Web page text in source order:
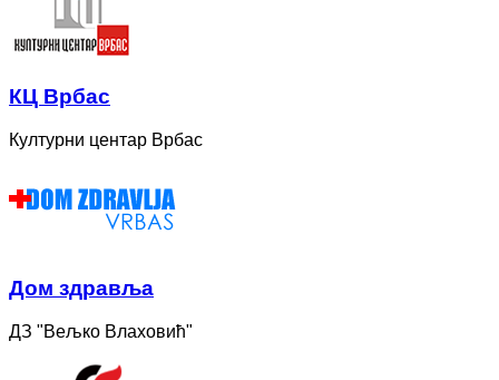
КЦ Врбас
Културни центар Врбас
Дом здравља
ДЗ "Вељко Влаховић"